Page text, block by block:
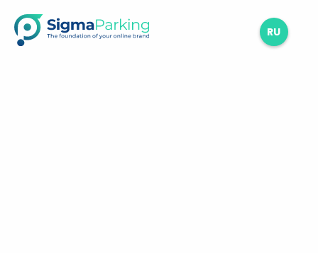
RU